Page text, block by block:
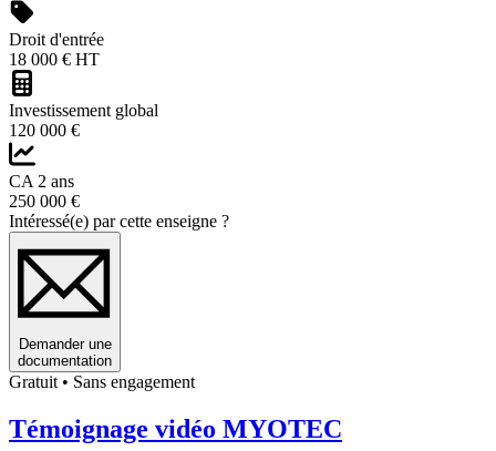
Droit d'entrée
18 000 € HT
Investissement global
120 000 €
CA 2 ans
250 000 €
Intéressé(e) par cette enseigne ?
Demander une
documentation
Gratuit • Sans engagement
Témoignage vidéo MYOTEC